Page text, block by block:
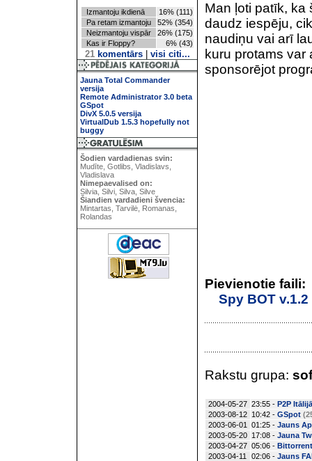
Izmantoju ikdienā
16% (111)
Pa retam izmantoju
52% (354)
Neizmantoju vispār
26% (175)
Kas ir Floppy?
6% (43)
21komentārs| visi citi...
Jauna Total Commander
versija
Remote Administrator 3.0 beta
GSpot
DivX 5.0.5 versija
VirtualDub 1.5.3 hopefully not
buggy
Šodien vardadienas svin:
Mudīte, Gotlibs, Vladislavs,
Vladislava
Nimepaevalised on:
Silvia, Silvi, Silva, Silve
Šiandien vardadieni švencia:
Mintartas, Tarvilė, Romanas,
Rolandas
Man ļoti patīk, ka
daudz iespēju,
naudiņu vai arī
kuru protams
sponsorējot
Pievienotie faili:
Spy BOT v.1.2
Rakstu grupa:
2004-05-27 23:55 - P2P
2003-08-12 10:42 - GSpot
2003-06-01
01:25 - Jauns
2003-05-20 17:08 - Jauna
2003-04-27 05:06 -
2003-04-11
02:06 - Jauns